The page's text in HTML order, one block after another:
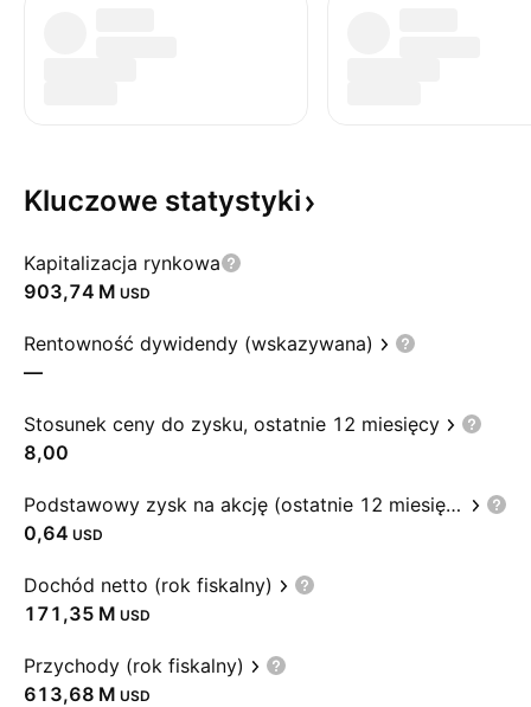
Kluczowe statystyki
Kapitalizacja rynkowa
‪903,74 M‬ USD
Rentowność dywidendy (wskazywana)
—
Stosunek ceny do zysku, ostatnie 12 miesięcy
8,00
Podstawowy zysk na akcję (ostatnie 12 miesięcy)
0,64 USD
Dochód netto (rok fiskalny)
‪171,35 M‬ USD
Przychody (rok fiskalny)
‪613,68 M‬ USD